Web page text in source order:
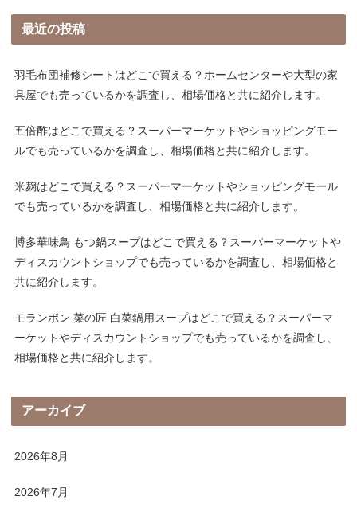
最近の投稿
羽毛布団補修シートはどこで買える？ホームセンターや大型の家
具屋でも売っているかを調査し、相場価格と共に紹介します。
五倍酢はどこで買える？スーパーマーケットやショッピングモー
ルでも売っているかを調査し、相場価格と共に紹介します。
米麹はどこで買える？スーパーマーケットやショッピングモール
でも売っているかを調査し、相場価格と共に紹介します。
博多華味鳥 もつ鍋スープはどこで買える？スーパーマーケットや
ディスカウントショップでも売っているかを調査し、相場価格と
共に紹介します。
モランボン 菜の匠 白菜鍋用スープはどこで買える？スーパーマ
ーケットやディスカウントショップでも売っているかを調査し、
相場価格と共に紹介します。
アーカイブ
2026年8月
2026年7月